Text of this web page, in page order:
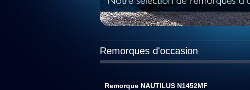
Remorques d'occasion
Remorque NAUTILUS N1452MF